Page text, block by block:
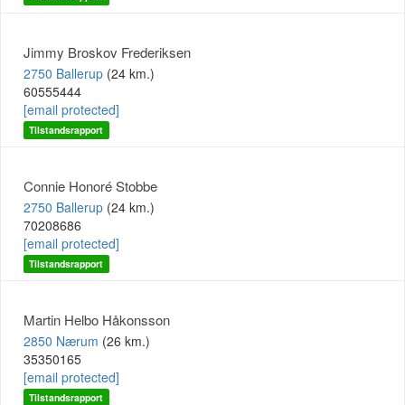
Jimmy Broskov Frederiksen
2750 Ballerup (24 km.)
60555444
[email protected]
Tilstandsrapport
Connie Honoré Stobbe
2750 Ballerup (24 km.)
70208686
[email protected]
Tilstandsrapport
Martin Helbo Håkonsson
2850 Nærum (26 km.)
35350165
[email protected]
Tilstandsrapport